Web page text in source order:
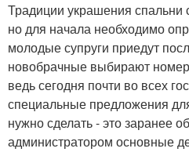
Традиции украшения спальни
но для начала необходимо
молодые супруги приедут
новобрачные выбирают
ведь сегодня почти во всех
специальные предложения
нужно сделать - это заранее
администратором основные